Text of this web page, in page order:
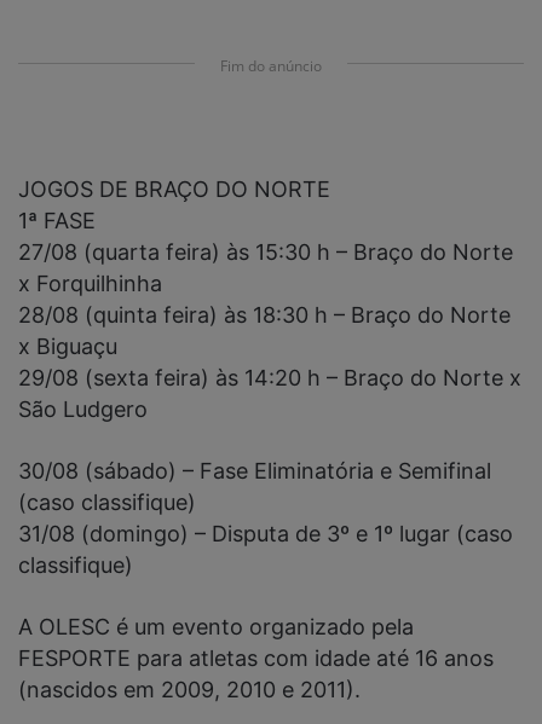
Fim do anúncio
JOGOS DE BRAÇO DO NORTE
1ª FASE
27/08 (quarta feira) às 15:30 h – Braço do Norte
x Forquilhinha
28/08 (quinta feira) às 18:30 h – Braço do Norte
x Biguaçu
29/08 (sexta feira) às 14:20 h – Braço do Norte x
São Ludgero
30/08 (sábado) – Fase Eliminatória e Semifinal
(caso classifique)
31/08 (domingo) – Disputa de 3º e 1º lugar (caso
classifique)
A OLESC é um evento organizado pela
FESPORTE para atletas com idade até 16 anos
(nascidos em 2009, 2010 e 2011).